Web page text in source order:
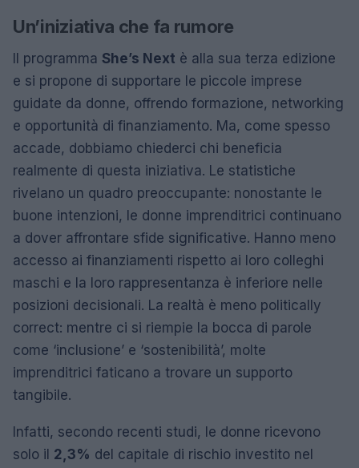
Un’iniziativa che fa rumore
Il programma She’s Next è alla sua terza edizione
e si propone di supportare le piccole imprese
guidate da donne, offrendo formazione, networking
e opportunità di finanziamento. Ma, come spesso
accade, dobbiamo chiederci chi beneficia
realmente di questa iniziativa. Le statistiche
rivelano un quadro preoccupante: nonostante le
buone intenzioni, le donne imprenditrici continuano
a dover affrontare sfide significative. Hanno meno
accesso ai finanziamenti rispetto ai loro colleghi
maschi e la loro rappresentanza è inferiore nelle
posizioni decisionali. La realtà è meno politically
correct: mentre ci si riempie la bocca di parole
come ‘inclusione’ e ‘sostenibilità’, molte
imprenditrici faticano a trovare un supporto
tangibile.
Infatti, secondo recenti studi, le donne ricevono
solo il 2,3% del capitale di rischio investito nel